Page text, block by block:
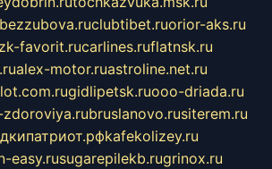
bezzubova.ruclubtibet.ruorior-aks.ru
favorit.rucarlines.ruflatnsk.ru
alex-motor.ruastroline.net.ru
gidlipetsk.ruooo-driada.ru
zdoroviya.rubruslanovo.rusiterem.ru
kafekolizey.ru
easy.rusugarepilekb.rugrinox.ru